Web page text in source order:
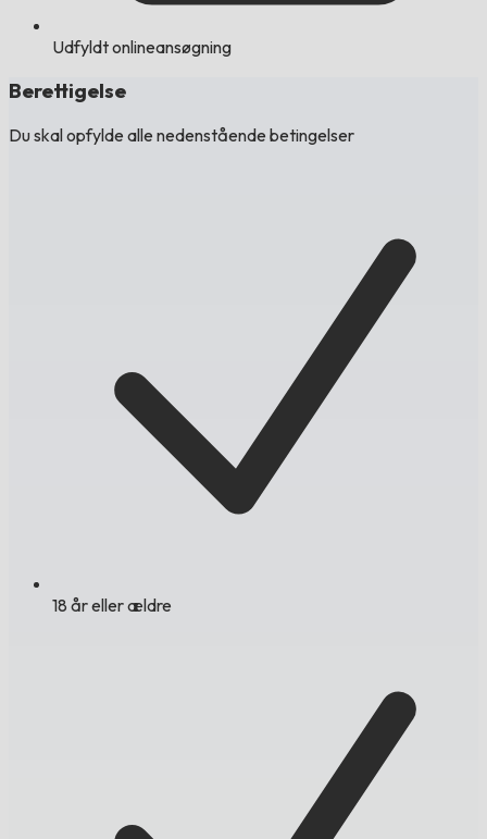
Udfyldt onlineansøgning
Berettigelse
Du skal opfylde alle nedenstående betingelser
18 år eller ældre